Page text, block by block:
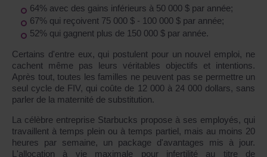
64% avec des gains inférieurs à 50 000 $ par année;
67% qui reçoivent 75 000 $ - 100 000 $ par année;
52% qui gagnent plus de 150 000 $ par année.
Certains d'entre eux, qui postulent pour un nouvel emploi, ne
cachent même pas leurs véritables objectifs et intentions.
Après tout, toutes les familles ne peuvent pas se permettre un
seul cycle de FIV, qui coûte de 12 000 à 24 000 dollars, sans
parler de la maternité de substitution.
La célèbre entreprise Starbucks propose à ses employés, qui
travaillent à temps plein ou à temps partiel, mais au moins 20
heures par semaine, un package d'avantages mis à jour.
L'allocation à vie maximale pour infertilité au titre de